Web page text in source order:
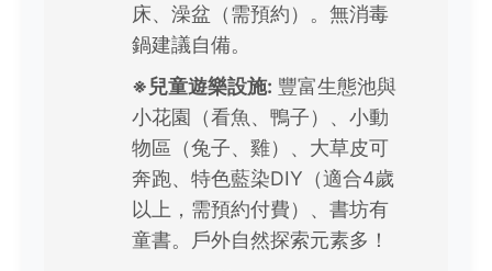
床、澡盆（需預約）。無消毒
鍋建議自備。
※兒童遊樂設施: 豐富生態池與
小花園（看魚、鴨子）、小動
物區（兔子、雞）、大草皮可
奔跑、特色藍染DIY（適合4歲
以上，需預約付費）、書坊有
童書。戶外自然探索元素多！